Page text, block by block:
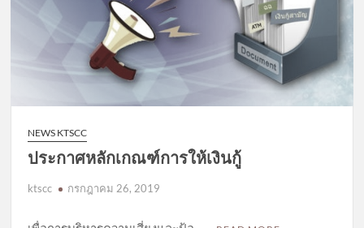
NEWS KTSCC
ประกาศหลักเกณฑ์การให้เงินกู้
ktscc กรกฎาคม 26, 2019